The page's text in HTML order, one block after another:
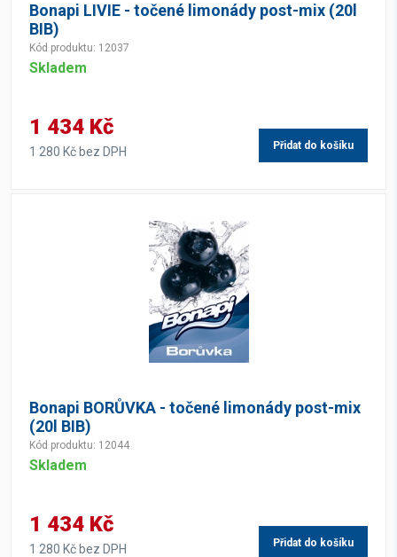
Bonapi LIVIE - točené limonády post-mix (20l
BIB)
Kód produktu: 12037
Skladem
1 434 Kč
1 280 Kč bez DPH Přidat do košíku
Bonapi BORŮVKA - točené limonády post-mix
(20l BIB)
Kód produktu: 12044
Skladem
1 434 Kč
1 280 Kč bez DPH Přidat do košíku